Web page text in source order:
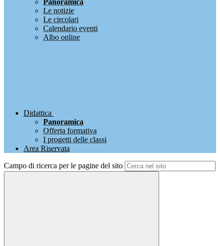
Panoramica
Le notizie
Le circolari
Calendario eventi
Albo online
Didattica
Panoramica
Offerta formativa
I progetti delle classi
Area Riservata
Campo di ricerca per le pagine del sito